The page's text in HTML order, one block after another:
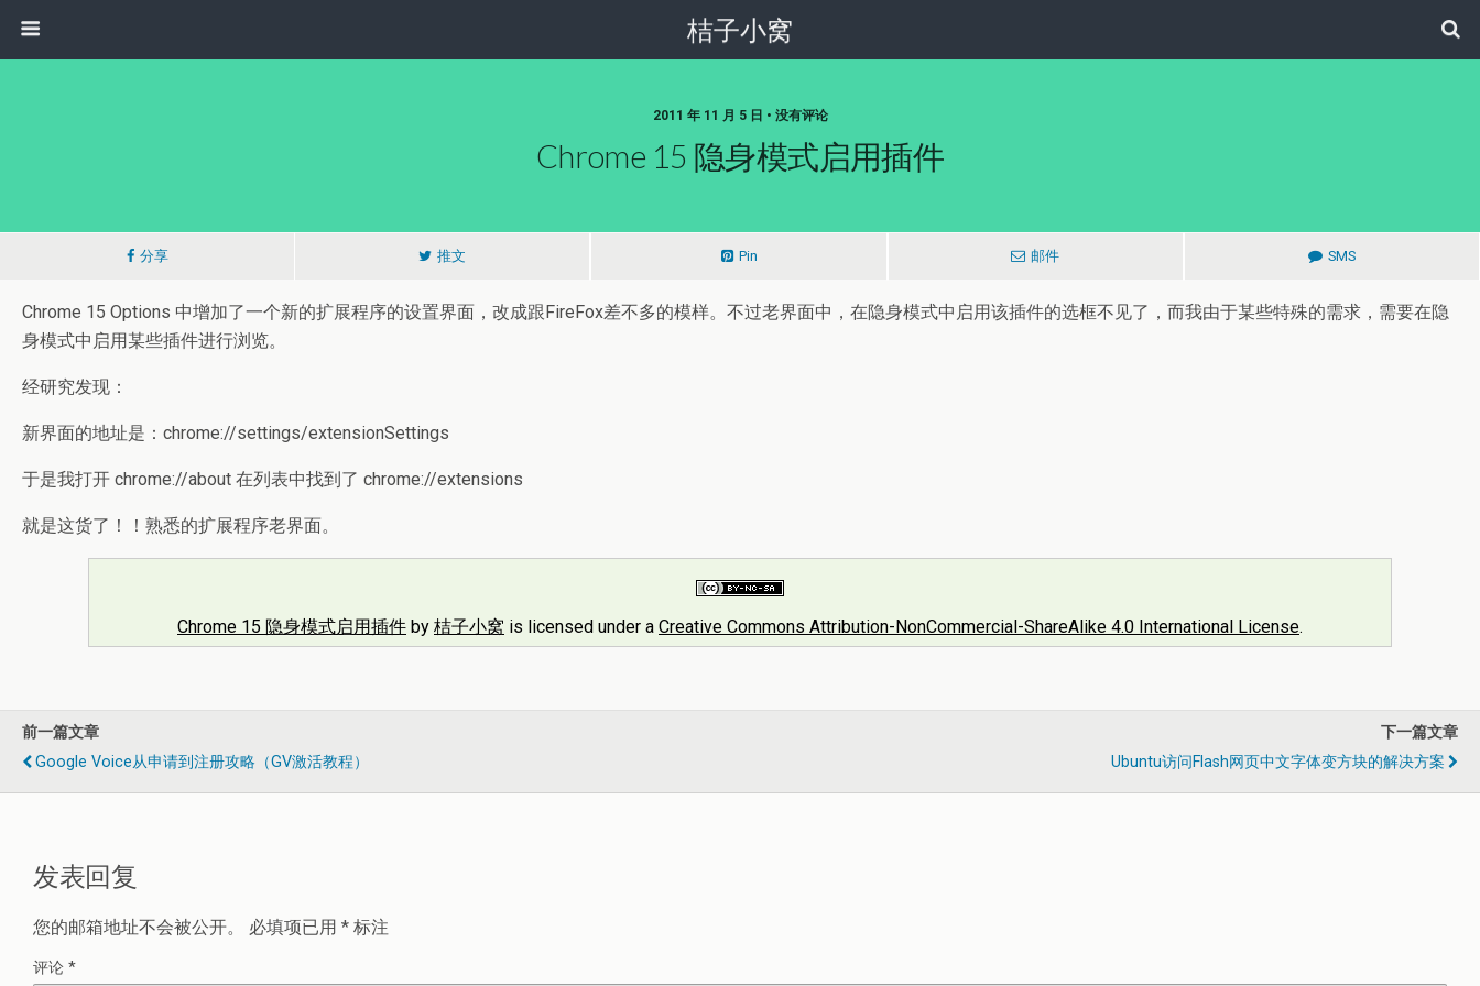
桔子小窝
2011 年 11 月 5 日 • 没有评论
Chrome 15 隐身模式启用插件
分享 推文 Pin 邮件 SMS
Chrome 15 Options 中增加了一个新的扩展程序的设置界面，改成跟FireFox差不多的模样。不过老界面中，在隐身模式中启用该插件的选框不见了，而我由于某些特殊的需求，需要在隐
身模式中启用某些插件进行浏览。
经研究发现：
新界面的地址是：chrome://settings/extensionSettings
于是我打开 chrome://about 在列表中找到了 chrome://extensions
就是这货了！！熟悉的扩展程序老界面。
Chrome 15 隐身模式启用插件 by 桔子小窝 is licensed under a Creative Commons Attribution-NonCommercial-ShareAlike 4.0 International License.
前一篇文章
Google Voice从申请到注册攻略（GV激活教程）
下一篇文章
Ubuntu访问flash网页中文字体变方块的解决方案
发表回复
您的邮箱地址不会被公开。 必填项已用 * 标注
评论 *